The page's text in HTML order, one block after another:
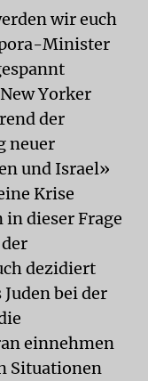
wir euch
Minister
Yorker
der
neuer
und Israel»
Krise
dieser Frage
dezidiert
bei der
einnehmen
Situationen